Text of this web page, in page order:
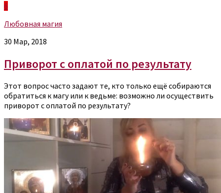
6
Любовная магия
30 Мар, 2018
Приворот с оплатой по результату
Этот вопрос часто задают те, кто только ещё собираются
обратиться к магу или к ведьме: возможно ли осуществить
приворот с оплатой по результату?